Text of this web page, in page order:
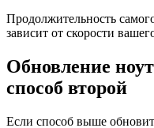
Продолжительность
зависит от скорости
Обновление
способ второй
Если способ выше